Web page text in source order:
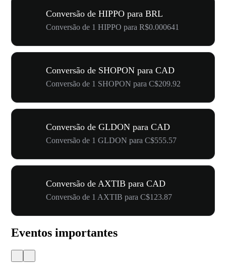
Conversão de HIPPO para BRL
Conversão de 1 HIPPO para R$0.000641
Conversão de SHOPON para CAD
Conversão de 1 SHOPON para C$209.92
Conversão de GLDON para CAD
Conversão de 1 GLDON para C$555.57
Conversão de AXTIB para CAD
Conversão de 1 AXTIB para C$123.87
Eventos importantes